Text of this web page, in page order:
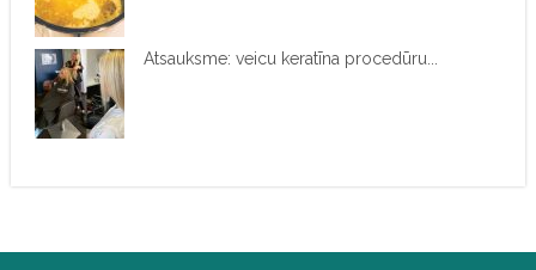
Atsauksme: veicu keratīna procedūru...